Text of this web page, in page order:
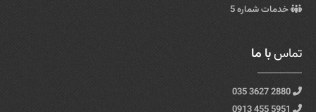
خدمات شماره 5
تماسبا ما